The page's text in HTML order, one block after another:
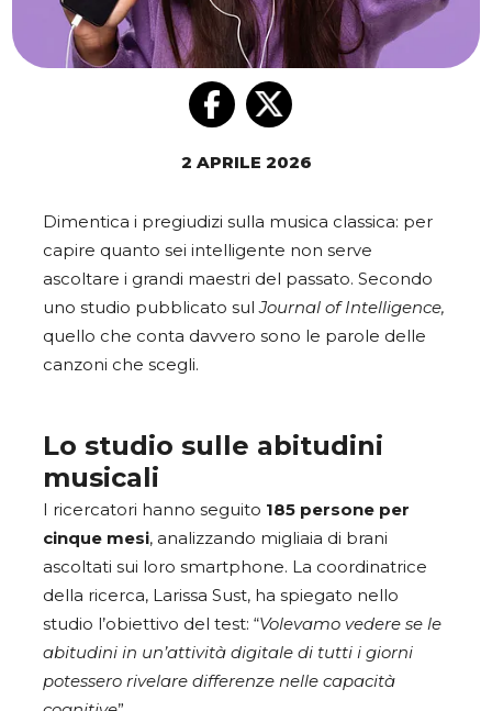
2 APRILE 2026
Dimentica i pregiudizi sulla musica classica: per
capire quanto sei intelligente non serve
ascoltare i grandi maestri del passato. Secondo
uno studio pubblicato sulJournal of Intelligence,
quello che conta davvero sono le parole delle
canzoni che scegli.
Lo studio sulle abitudini
musicali
I ricercatori hanno seguito 185 persone per
cinque mesi, analizzando migliaia di brani
ascoltati sui loro smartphone. La coordinatrice
della ricerca, Larissa Sust, ha spiegato nello
studio l’obiettivo del test: “Volevamo vedere se le
abitudini in un’attività digitale di tutti i giorni
potessero rivelare differenze nelle capacità